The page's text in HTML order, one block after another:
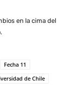
en la cima del
Fecha 11
de Chile